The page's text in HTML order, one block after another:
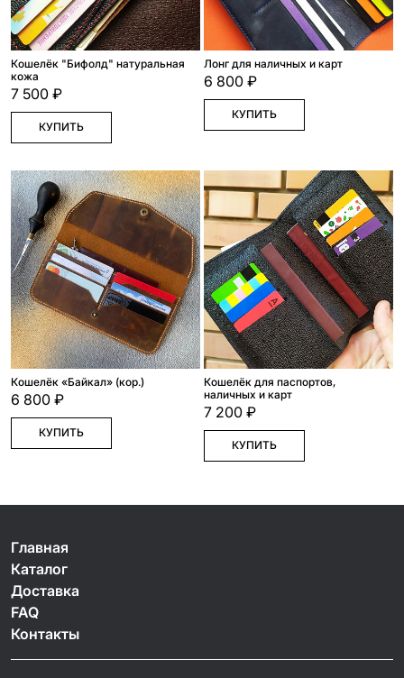
Кошелёк "Бифолд" натуральная
кожа
7 500 ₽
КУПИТЬ
Лонг для наличных и карт
6 800 ₽
КУПИТЬ
Кошелёк «Байкал» (кор.)
6 800 ₽
КУПИТЬ
Кошелёк для паспортов,
наличных и карт
7 200 ₽
КУПИТЬ
Главная
Каталог
Доставка
FAQ
Контакты